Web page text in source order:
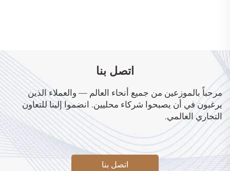
اتصل بنا
مرحباً بالموزعين من جميع أنحاء العالم — والعملاء الذين
يرغبون في أن يصبحوا شركاء محليين. انضموا إلينا للتعاون
التجاري العالمي.
اتصل بنا